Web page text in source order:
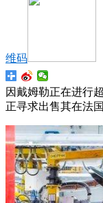
维码
因戴姆勒正在进行
正寻求出售其在法